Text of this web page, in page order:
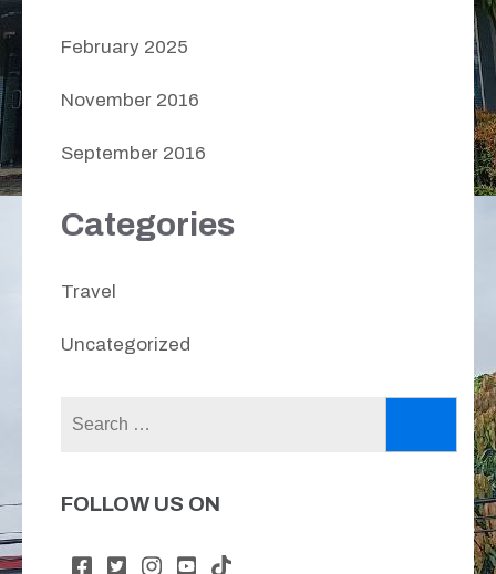
February 2025
November 2016
September 2016
Categories
Travel
Uncategorized
FOLLOW US ON